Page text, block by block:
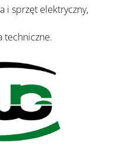
i sprzęt elektryczny,
techniczne.